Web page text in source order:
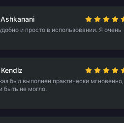
и просто в использовании. Я очень
был выполнен практически мгновенно,
быть не могло.